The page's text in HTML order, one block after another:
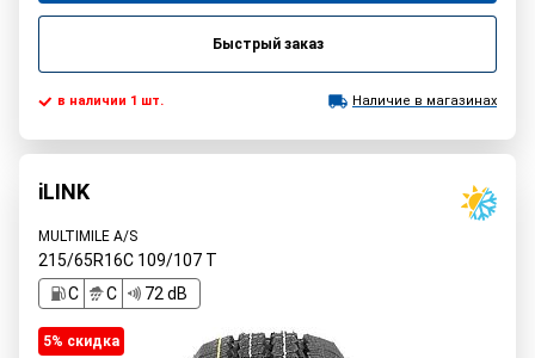
Быстрый заказ
в наличии 1 шт. Наличие в магазинах
iLINK
MULTIMILE A/S
215/65R16C 109/107 T
C
C 72 dB
5% cкидка